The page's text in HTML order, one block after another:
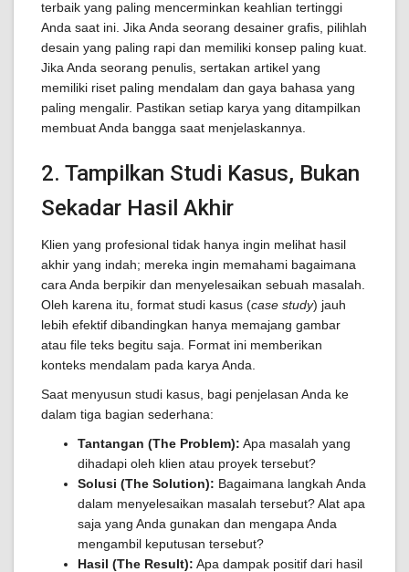
terbaik yang paling mencerminkan keahlian tertinggi
Anda saat ini. Jika Anda seorang desainer grafis, pilihlah
desain yang paling rapi dan memiliki konsep paling kuat.
Jika Anda seorang penulis, sertakan artikel yang
memiliki riset paling mendalam dan gaya bahasa yang
paling mengalir. Pastikan setiap karya yang ditampilkan
membuat Anda bangga saat menjelaskannya.
2. Tampilkan Studi Kasus, Bukan
Sekadar Hasil Akhir
Klien yang profesional tidak hanya ingin melihat hasil
akhir yang indah; mereka ingin memahami bagaimana
cara Anda berpikir dan menyelesaikan sebuah masalah.
Oleh karena itu, format studi kasus (case study) jauh
lebih efektif dibandingkan hanya memajang gambar
atau file teks begitu saja. Format ini memberikan
konteks mendalam pada karya Anda.
Saat menyusun studi kasus, bagi penjelasan Anda ke
dalam tiga bagian sederhana:
Tantangan (The Problem): Apa masalah yang
dihadapi oleh klien atau proyek tersebut?
Solusi (The Solution): Bagaimana langkah Anda
dalam menyelesaikan masalah tersebut? Alat apa
saja yang Anda gunakan dan mengapa Anda
mengambil keputusan tersebut?
Hasil (The Result): Apa dampak positif dari hasil